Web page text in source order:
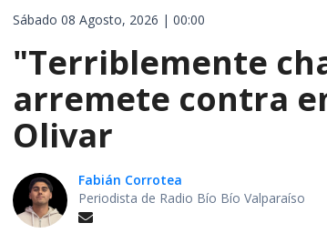
Sábado 08 Agosto, 2026 | 00:00
"Terriblemente
arremete contra
Olivar
Fabián Corrotea
Periodista de Radio Bío Bío Valparaíso